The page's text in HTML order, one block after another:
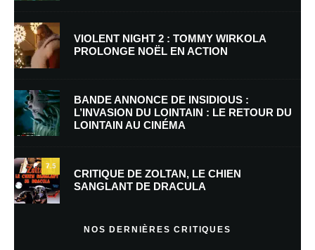
E-mail *
Enregistrer mon nom, mon e-mail et mon site dans le navigateur pour
mon prochain commentaire.
Prévenez-moi de tous les nouveaux commentaires par e-mail.
Prévenez-moi de tous les nouveaux articles par e-mail.
VIOLENT NIGHT 2 : TOMMY WIRKOLA
PROLONGE NOËL EN ACTION
BANDE ANNONCE DE INSIDIOUS :
L’INVASION DU LOINTAIN : LE RETOUR DU
LOINTAIN AU CINÉMA
7.5
CRITIQUE DE ZOLTAN, LE CHIEN
SANGLANT DE DRACULA
NOS DERNIÈRES CRITIQUES